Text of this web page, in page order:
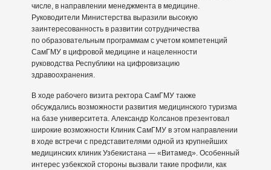
числе, в направлении менеджмента в медицине.
Руководители Министерства выразили высокую
заинтересованность в развитии сотрудничества
по образовательным программам с учетом компетенций
СамГМУ в цифровой медицине и нацеленности
руководства Республики на цифровизацию
здравоохранения.
В ходе рабочего визита ректора СамГМУ также
обсуждались возможности развития медицинского туризма
на базе университета. Александр Колсанов презентовал
широкие возможности Клиник СамГМУ в этом направлении
в ходе встречи с представителями одной из крупнейших
медицинских клиник Узбекистана — «Витамед». Особенный
интерес узбекской стороны вызвали такие профили, как